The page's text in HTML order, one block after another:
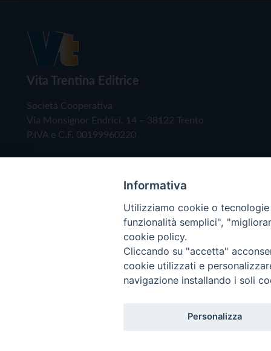
Vita Trentina Editrice
Società Cooperativa
Via Monsignor Endrici, 14 – 38122 Trento
P.IVA e C.F. 00199960220
Copyright © 2019 - Tutti i diritti riservati - Vita
Informativa
Utilizziamo cookie o
funzionalità semplici",
cookie policy.
Cliccando su "accetta"
cookie utilizzati e
navigazione installando i soli
Personalizza